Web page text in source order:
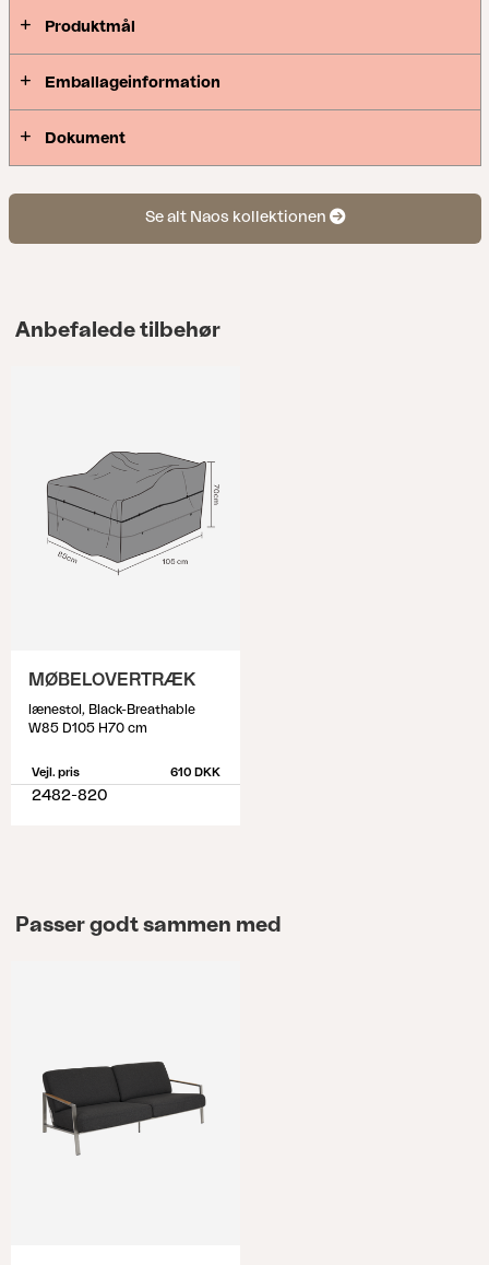
Produktmål
Emballageinformation
Dokument
Se alt Naos kollektionen
Anbefalede tilbehør
MØBELOVERTRÆK
lænestol, Black-Breathable
W85 D105 H70 cm
Vejl. pris 610 DKK
2482-820
Passer godt sammen med